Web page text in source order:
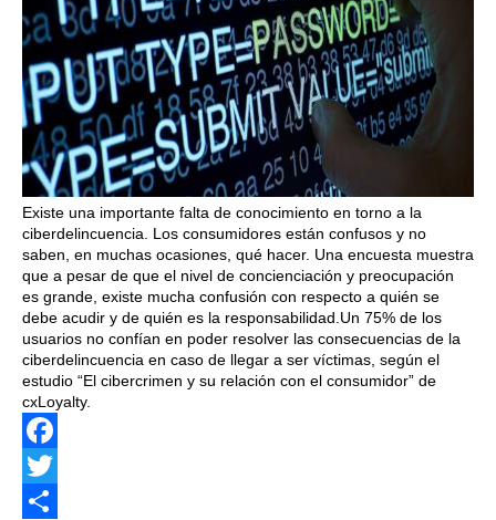
Existe una importante falta de conocimiento en torno a la
ciberdelincuencia. Los consumidores están confusos y no
saben, en muchas ocasiones, qué hacer. Una encuesta muestra
que a pesar de que el nivel de concienciación y preocupación
es grande, existe mucha confusión con respecto a quién se
debe acudir y de quién es la responsabilidad.Un 75% de los
usuarios no confían en poder resolver las consecuencias de la
ciberdelincuencia en caso de llegar a ser víctimas, según el
estudio “El cibercrimen y su relación con el consumidor” de
cxLoyalty.
Facebook
Twitter